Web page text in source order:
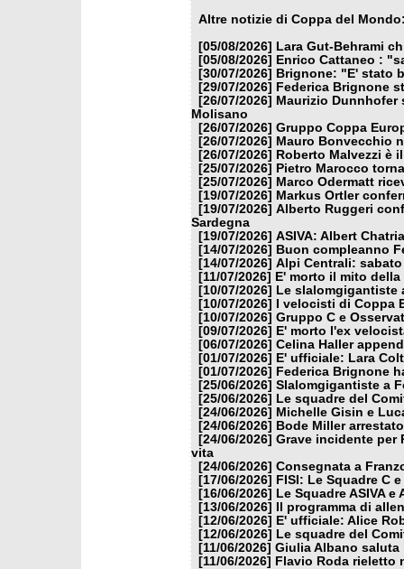
Altre notizie di Coppa del
[05/08/2026]
Lara Gut-Behrami
[05/08/2026]
Enrico Cattaneo :
[30/07/2026]
Brignone: "E' stato
[29/07/2026]
Federica Brignone
[26/07/2026] Maurizio Dunnhofer
Molisano
[26/07/2026] Gruppo Coppa
[26/07/2026] Mauro Bonvecchio
[26/07/2026]
Roberto Malvezzi è
[25/07/2026]
Pietro Marocco
[25/07/2026] Marco Odermatt
[19/07/2026] Markus Ortler
[19/07/2026] Alberto Ruggeri
Sardegna
[19/07/2026] ASIVA: Albert
[14/07/2026]
Buon compleanno
[14/07/2026] Alpi Centrali:
[11/07/2026]
E' morto il mito
[10/07/2026]
Le
[10/07/2026]
I velocisti di Coppa
[10/07/2026] Gruppo C e
[09/07/2026]
E' morto l'ex
[06/07/2026] Celina Haller
[01/07/2026]
E' ufficiale: Lara
[01/07/2026]
Federica Brignone
[25/06/2026] Slalomgigantiste a
[25/06/2026]
Le squadre del
[24/06/2026] Michelle Gisin e
[24/06/2026]
Bode Miller
[24/06/2026] Grave incidente per
vita
[24/06/2026] Consegnata a
[17/06/2026]
FISI: Le Squadre C
[16/06/2026]
Le Squadre ASIVA
[13/06/2026]
Il programma di
[12/06/2026]
E' ufficiale: Alice
[12/06/2026]
Le squadre del
[11/06/2026] Giulia Albano saluta
[11/06/2026]
Flavio Roda rieletto